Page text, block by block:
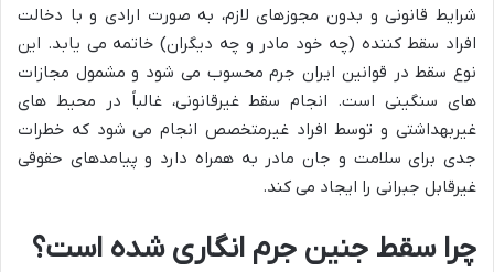
شرایط قانونی و بدون مجوزهای لازم، به صورت ارادی و با دخالت
افراد سقط کننده (چه خود مادر و چه دیگران) خاتمه می یابد. این
نوع سقط در قوانین ایران جرم محسوب می شود و مشمول مجازات
های سنگینی است. انجام سقط غیرقانونی، غالباً در محیط های
غیربهداشتی و توسط افراد غیرمتخصص انجام می شود که خطرات
جدی برای سلامت و جان مادر به همراه دارد و پیامدهای حقوقی
غیرقابل جبرانی را ایجاد می کند.
چرا سقط جنین جرم انگاری شده است؟